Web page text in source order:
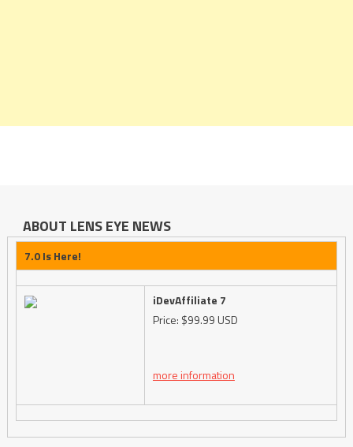
ABOUT LENS EYE NEWS
7.0 Is Here!
iDevAffiliate 7
Price: $99.99 USD
more information